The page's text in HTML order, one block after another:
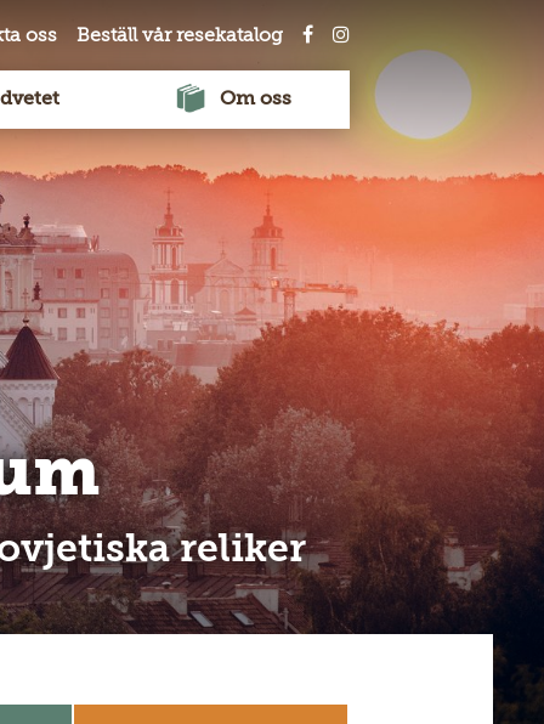
oss Beställ vår resekatalog
Om oss
reliker